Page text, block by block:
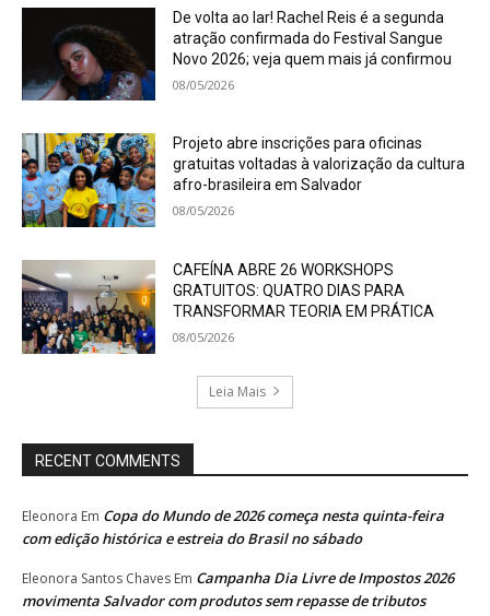
De volta ao lar! Rachel Reis é a segunda
atração confirmada do Festival Sangue
Novo 2026; veja quem mais já confirmou
08/05/2026
Projeto abre inscrições para oficinas
gratuitas voltadas à valorização da cultura
afro-brasileira em Salvador
08/05/2026
CAFEÍNA ABRE 26 WORKSHOPS
GRATUITOS: QUATRO DIAS PARA
TRANSFORMAR TEORIA EM PRÁTICA
08/05/2026
Leia Mais
RECENT COMMENTS
Eleonora Em Copa do Mundo de 2026 começa nesta quinta-feira
com edição histórica e estreia do Brasil no sábado
Eleonora Santos Chaves Em Campanha Dia Livre de Impostos 2026
movimenta Salvador com produtos sem repasse de tributos